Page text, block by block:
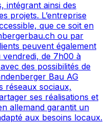
intégrant ainsi des
projets. L’entreprise
que ce soit en
ou par
peuvent également
de 7h00 à
des possibilités de
Bau AG
réseaux sociaux,
ses réalisations et
allemand garantit un
aux besoins locaux.